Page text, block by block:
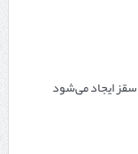
ایجاد می‌شود